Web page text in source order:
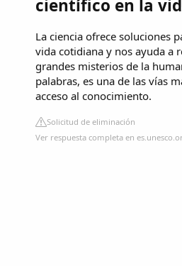
científico en la
La ciencia ofrece soluciones
vida cotidiana y nos ayuda a
grandes misterios de la
palabras, es una de las vías
acceso al conocimiento.
Solicitud de eliminación
Ver respuesta completa en